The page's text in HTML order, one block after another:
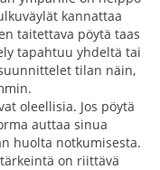
kannattaa
taitettava pöytä taas
tapahtuu yhdeltä tai
tilan näin,
oleellisia. Jos pöytä
auttaa sinua
huolta notkumisesta.
on riittävä